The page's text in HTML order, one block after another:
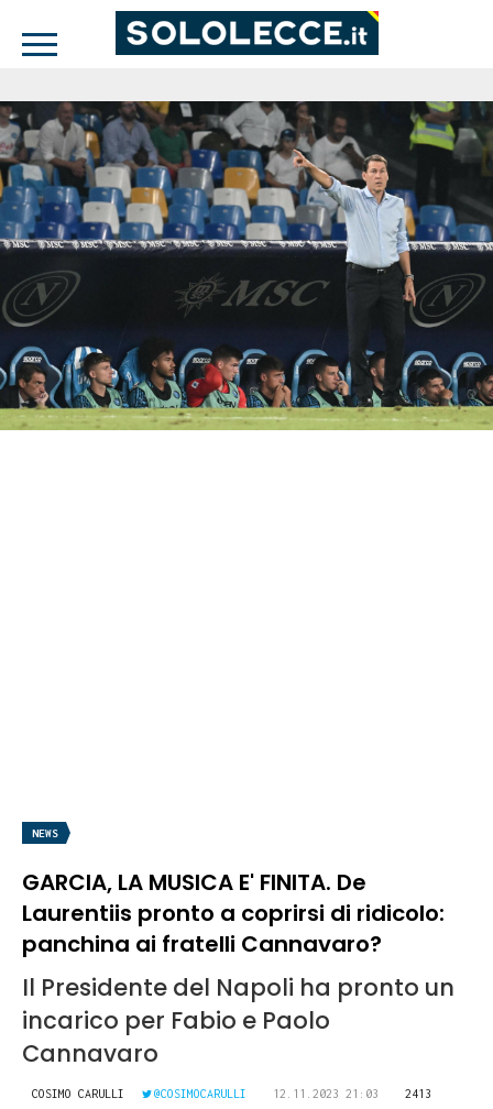
NEWS
GARCIA, LA MUSICA E' FINITA. De
Laurentiis pronto a coprirsi di ridicolo:
panchina ai fratelli Cannavaro?
Il Presidente del Napoli ha pronto un
incarico per Fabio e Paolo
Cannavaro
COSIMO CARULLI @COSIMOCARULLI 12.11.2023 21:03
2413